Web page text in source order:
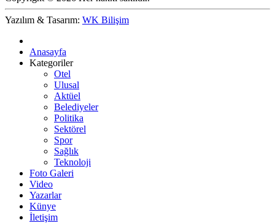
Yazılım & Tasarım: WK Bilişim
Anasayfa
Kategoriler
Otel
Ulusal
Aktüel
Belediyeler
Politika
Sektörel
Spor
Sağlık
Teknoloji
Foto Galeri
Video
Yazarlar
Künye
İletişim